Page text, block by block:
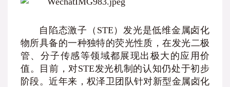
自陷态激子（STE）发光是低维金属卤化
物所具备的一种独特的荧光性质，在发光二极
管、分子传感等领域都展现出极大的应用价
值。目前，对STE发光机制的认知仍处于初步
阶段。近年来，权泽卫团队针对新型金属卤化